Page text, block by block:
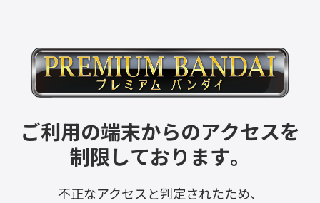
ご利用の端末からのアクセスを
制限しております。
不正なアクセスと判定されたため、